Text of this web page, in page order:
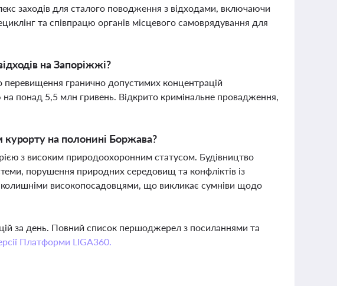
заходів для сталого поводження з відходами, включаючи
та співпрацю органів місцевого самоврядування для
на Запоріжжі?
перевищення гранично допустимих концентрацій
на понад 5,5 млн гривень. Відкрито кримінальне провадження,
курорту на полонині Боржава?
з високим природоохоронним статусом. Будівництво
порушення природних середовищ та конфліктів із
високопосадовцями, що викликає сумніви щодо
за день. Повний список першоджерел з посиланнями та
Платформи LIGA360.